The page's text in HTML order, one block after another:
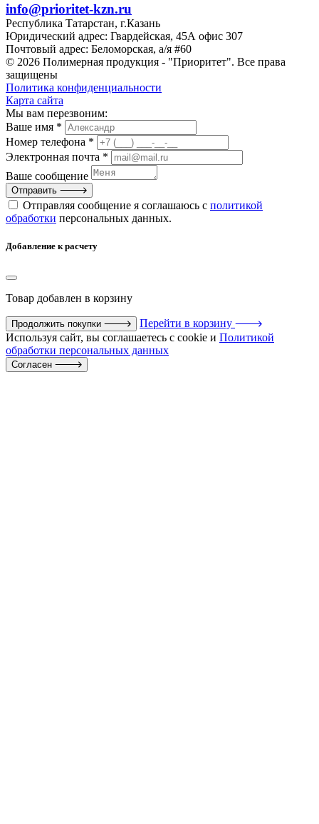
info@prioritet-kzn.ru
Республика Татарстан, г.Казань
Юридический адрес: Гвардейская, 45А офис 307
Почтовый адрес: Беломорская, а/я #60
© 2026 Полимерная продукция - "Приоритет". Все права
защищены
Политика конфиденциальности
Карта сайта
Мы вам перезвоним:
Ваше имя *
Номер телефона *
Электронная почта *
Ваше сообщение
Отправить
Отправляя сообщение я соглашаюсь с политикой
обработки персональных данных.
Добавление к расчету
Товар добавлен в корзину
Продолжить покупки
Перейти в корзину
Используя сайт, вы соглашаетесь с cookie и Политикой
обработки персональных данных
Согласен